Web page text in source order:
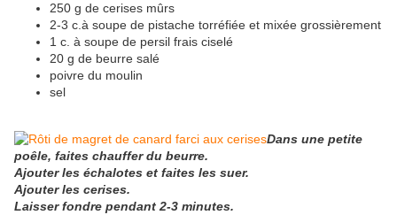
250 g de cerises mûrs
2-3 c.à soupe de pistache torréfiée et mixée grossièrement
1 c. à soupe de persil frais ciselé
20 g de beurre salé
poivre du moulin
sel
Dans une petite
poêle, faites chauffer du beurre.
Ajouter les échalotes et faites les suer.
Ajouter les cerises.
Laisser fondre pendant 2-3 minutes.